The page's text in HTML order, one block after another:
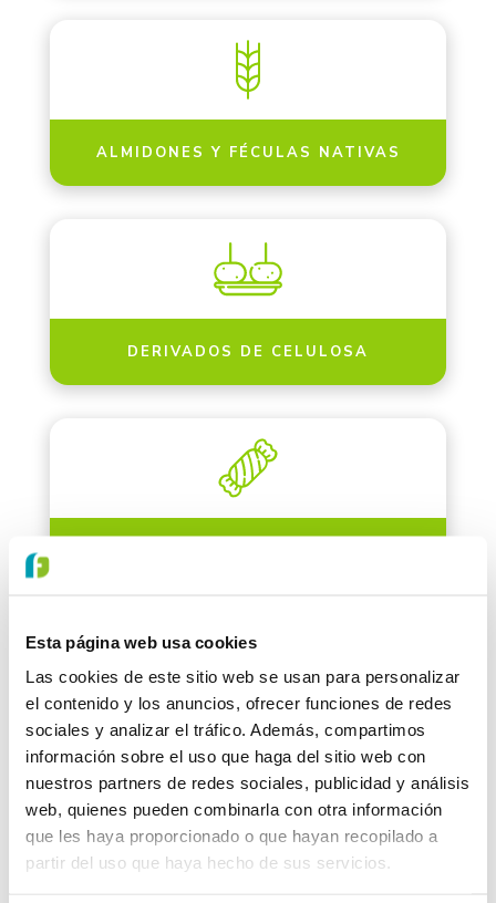
Esta página web usa cookies
Las cookies de este sitio web se usan para personalizar
el contenido y los anuncios, ofrecer funciones de redes
sociales y analizar el tráfico. Además, compartimos
información sobre el uso que haga del sitio web con
nuestros partners de redes sociales, publicidad y análisis
web, quienes pueden combinarla con otra información
que les haya proporcionado o que hayan recopilado a
partir del uso que haya hecho de sus servicios.
ALMIDONES Y FÉCULAS NATIVAS
DERIVADOS DE CELULOSA
FIBRAS INSOLUBLES